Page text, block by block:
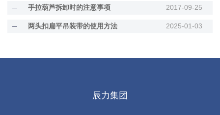
手拉葫芦拆卸时的注意事项 2017-09-25
两头扣扁平吊装带的使用方法 2025-01-03
辰力集团